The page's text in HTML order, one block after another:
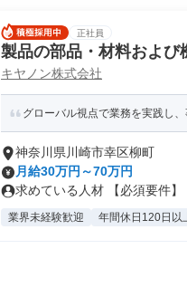
正社員
製品の部品・材料および
キヤノン株式会社
グローバル視点で業務を実践し
神奈川県川崎市幸区柳町
月給30万円～70万円
求めている人材 【必須要件】
業界未経験歓迎 年間休日120日以